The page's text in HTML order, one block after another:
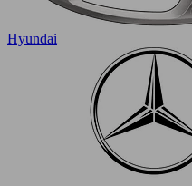
Hyundai